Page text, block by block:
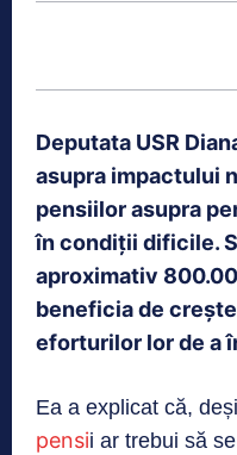
Deputata USR
asupra impactului
pensiilor asupra
în condiții dificile.
aproximativ
beneficia de
eforturilor lor de a
Ea a explicat că,
pensii ar trebui să